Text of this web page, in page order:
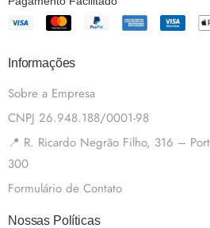
Informações
Sobre a Empresa
CNPJ 26.948.188/0001-98
📍 R. Ricardo Negrão Filho, 316 –
300
Formulário de Contato
Nossas Políticas